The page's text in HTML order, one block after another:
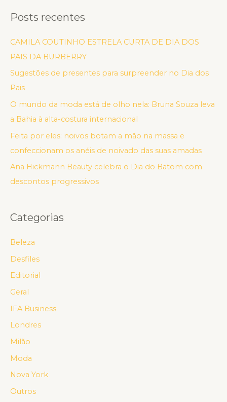
Posts recentes
CAMILA COUTINHO ESTRELA CURTA DE DIA DOS
PAIS DA BURBERRY
Sugestões de presentes para surpreender no Dia dos
Pais
O mundo da moda está de olho nela: Bruna Souza leva
a Bahia à alta-costura internacional
Feita por eles: noivos botam a mão na massa e
confeccionam os anéis de noivado das suas amadas
Ana Hickmann Beauty celebra o Dia do Batom com
descontos progressivos
Categorias
Beleza
Desfiles
Editorial
Geral
IFA Business
Londres
Milão
Moda
Nova York
Outros